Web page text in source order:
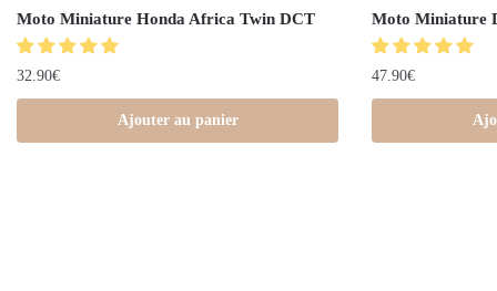
Moto Miniature Honda Africa Twin DCT
32.90€
Ajouter au panier
Moto Miniature
47.90€